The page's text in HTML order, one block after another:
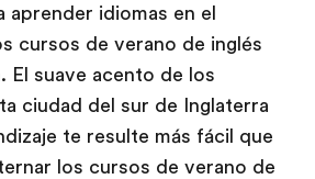
aprender idiomas en el
cursos de verano de inglés
El suave acento de los
ciudad del sur de Inglaterra
te resulte más fácil que
los cursos de verano de